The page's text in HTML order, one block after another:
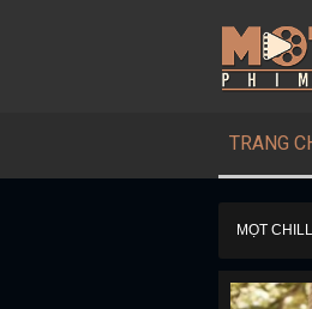
TRANG
MỌT CHILL